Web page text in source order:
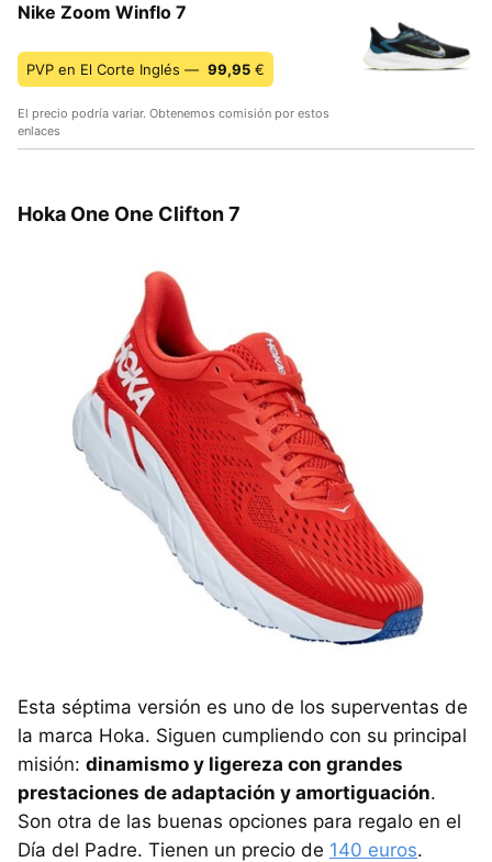
Nike Zoom Winflo 7
PVP en El Corte Inglés — 99,95 €
El precio podría variar. Obtenemos comisión por estos
enlaces
Hoka One One Clifton 7
Esta séptima versión es uno de los superventas de
la marca Hoka. Siguen cumpliendo con su principal
misión: dinamismo y ligereza con grandes
prestaciones de adaptación y amortiguación.
Son otra de las buenas opciones para regalo en el
Día del Padre. Tienen un precio de 140 euros.